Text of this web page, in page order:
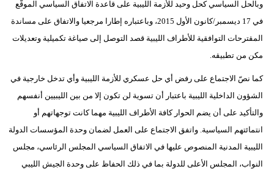
وبالحل السياسي كحل وحيد للأزمة الليبية على قاعدة الاتفاق السياسي الموقّع
في 17 ديسمبر/كانون الأول 2015، وباعتباره إطارا مرجعيا والاتفاق على مساندة
المقترحات التوافقية للأطراف الليبية قصد التوصل إلى صياغة تكميلية وتعديلات
مكن من تطبيقه.
كما نصّ الاجتماع على رفض أي حل عسكري للأزمة الليبية وأي تدخل خارجية في
الشؤون الداخلية الليبية باعتبار أن تسوية لن تكون إلا من بين الليبيين أنفسهم
والتأكيد على أن يضم الحوار كافة الأطراف الليبية مهما كانت توجهاتهم أو
انتمائتهم السياسية. واتفق الاجتماع على العمل لضمان وحدة المؤسسات الدولة
الليبية المدنية المنصوص عليها في الاتفاق السياسي المجلس الرئاسي، مجلس
النواب، المجلس الأعلى للدولة بما في ذلك الحفاظ على وحدة الجيش الليبي